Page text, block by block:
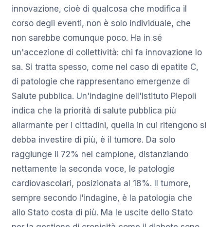
innovazione, cioè di qualcosa che modifica il
corso degli eventi, non è solo individuale, che
non sarebbe comunque poco. Ha in sé
un'accezione di collettività: chi fa innovazione lo
sa. Si tratta spesso, come nel caso di epatite C,
di patologie che rappresentano emergenze di
Salute pubblica. Un'indagine dell'Istituto Piepoli
indica che la priorità di salute pubblica più
allarmante per i cittadini, quella in cui ritengono si
debba investire di più, è il tumore. Da solo
raggiunge il 72% nel campione, distanziando
nettamente la seconda voce, le patologie
cardiovascolari, posizionata al 18%. Il tumore,
sempre secondo l'indagine, è la patologia che
allo Stato costa di più. Ma le uscite dello Stato